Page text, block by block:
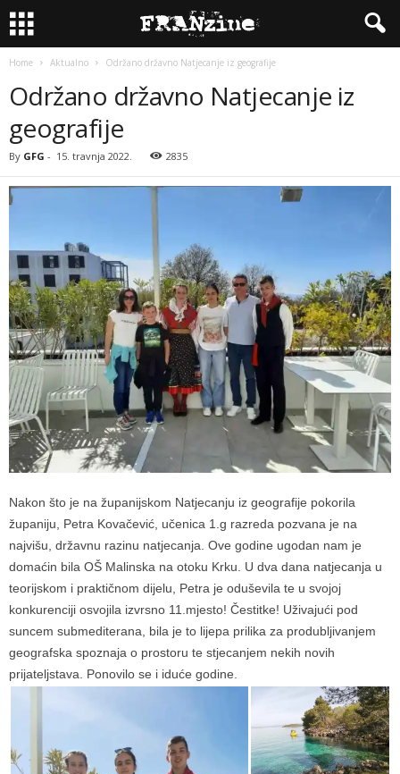
Home Aktualno Održano državno Natjecanje iz geografije
Održano državno Natjecanje iz
geografije
By GFG - 15. travnja 2022. 2835
Nakon što je na županijskom Natjecanju iz geografije pokorila
županiju, Petra Kovačević, učenica 1.g razreda pozvana je na
najvišu, državnu razinu natjecanja. Ove godine ugodan nam je
domaćin bila OŠ Malinska na otoku Krku. U dva dana natjecanja u
teorijskom i praktičnom dijelu, Petra je oduševila te u svojoj
konkurenciji osvojila izvrsno 11.mjesto! Čestitke! Uživajući pod
suncem submediterana, bila je to lijepa prilika za produbljivanjem
geografska spoznaja o prostoru te stjecanjem nekih novih
prijateljstava. Ponovilo se i iduće godine.